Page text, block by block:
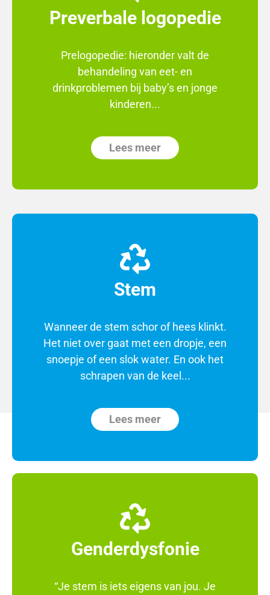
Preverbale logopedie
Prelogopedie: hieronder valt de
behandeling van eet- en
drinkproblemen bij baby’s en jonge
kinderen...
Lees meer
Stem
Wanneer de stem schor of hees klinkt.
Het niet over gaat met een dropje, een
snoepje of een slok water. En ook het
schrapen van de keel...
Lees meer
Genderdysfonie
“Je stem is iets eigens van jou. Je